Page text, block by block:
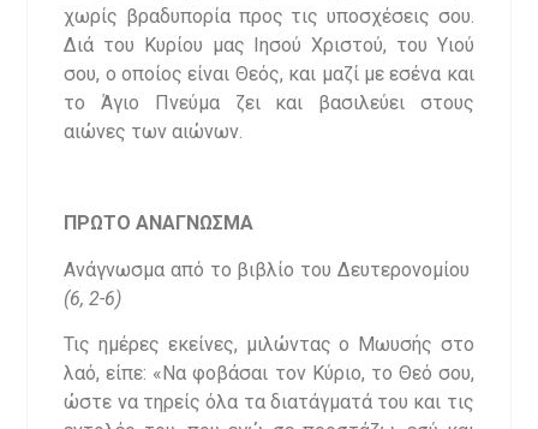
χωρίς βραδυπορία προς τις υποσχέσεις σου.
Διά του Κυρίου μας Ιησού Χριστού, του Υιού
σου, ο οποίος είναι Θεός, και μαζί με εσένα και
το Άγιο Πνεύμα ζει και βασιλεύει στους
αιώνες των αιώνων.
ΠΡΩΤΟ ΑΝΑΓΝΩΣΜΑ
Ανάγνωσμα από το βιβλίο του Δευτερονομίου
(6, 2-6)
Τις ημέρες εκείνες, μιλώντας ο Μωυσής στο
λαό, είπε: «Να φοβάσαι τον Κύριο, το Θεό σου,
ώστε να τηρείς όλα τα διατάγματά του και τις